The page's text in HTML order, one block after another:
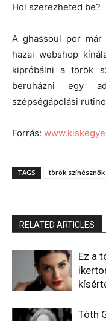
Hol szerezheted be?
A ghassoul por már
hazai webshop
kipróbálni a török
beruházni egy
szépségápolási
Forrás:
TAGS török színésznők
RELATED ARTICLES
Ez a
Tóth